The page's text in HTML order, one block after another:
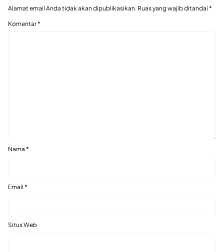
Alamat email Anda tidak akan dipublikasikan. Ruas yang wajib ditandai *
Komentar*
Nama *
Email *
Situs Web